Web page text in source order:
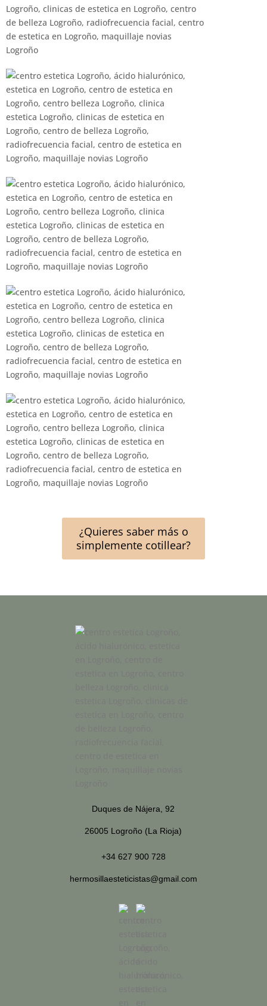
¿Quieres saber más o
simplemente cotillear?
Duques de Nájera, 92
26005 Logroño (La Rioja)
+34 627 900 728
hermosillaesteticistas@gmail.com